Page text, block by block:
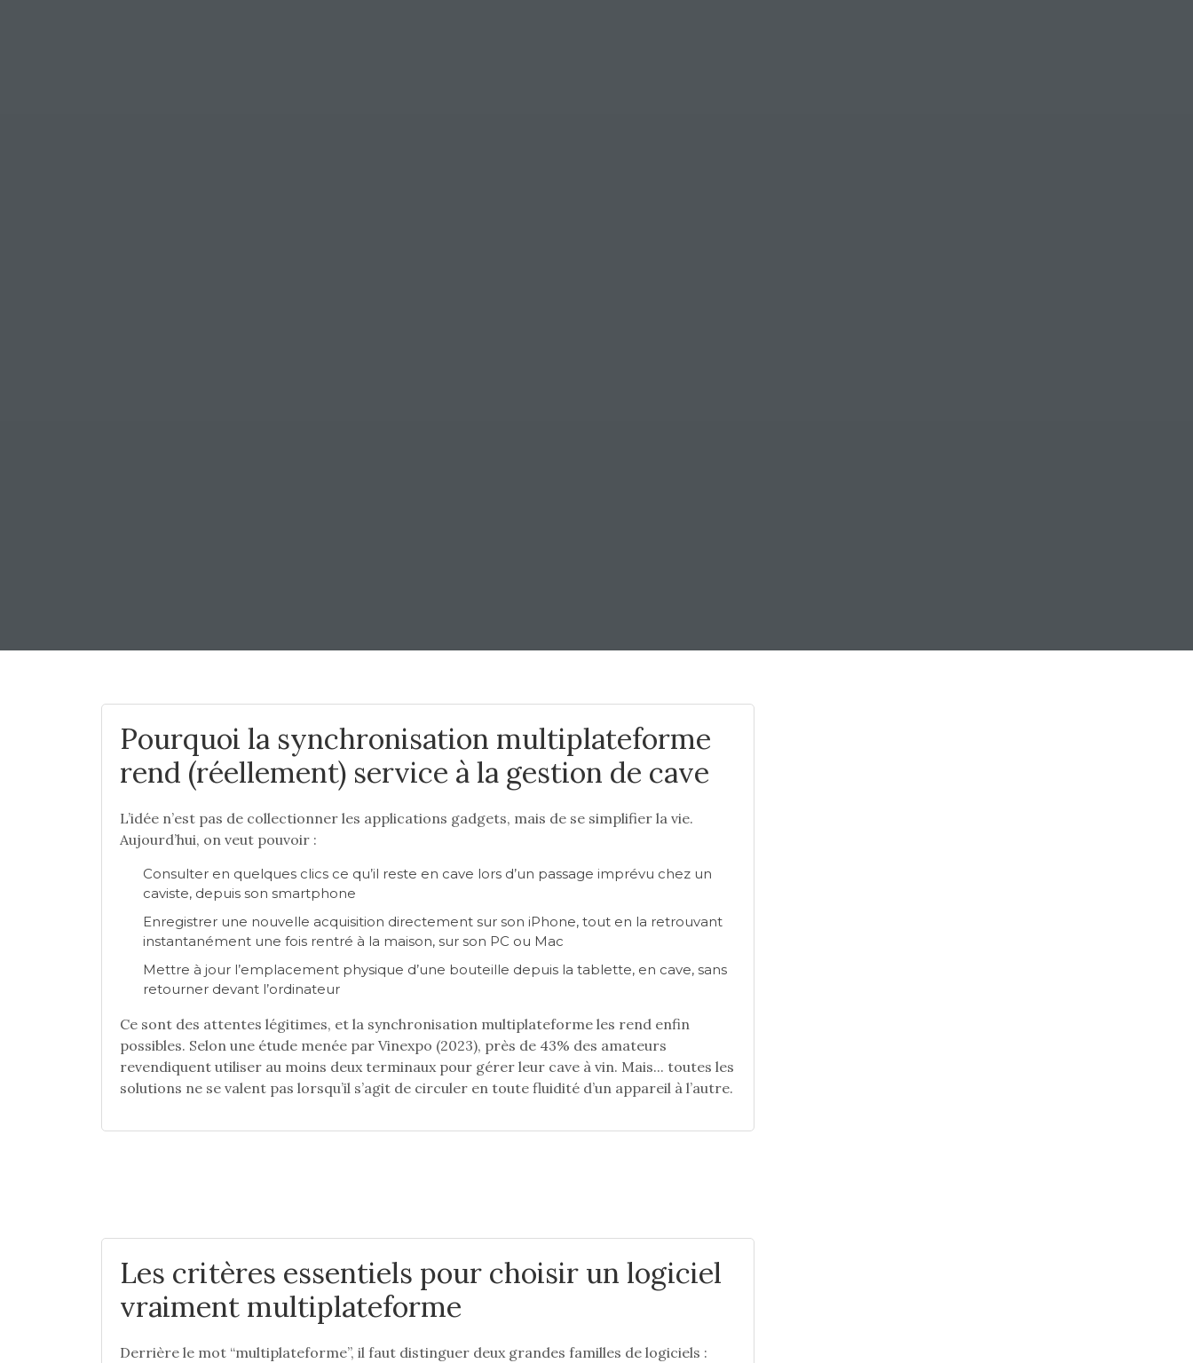
Pourquoi la synchronisation multiplateforme
rend (réellement) service à la gestion de cave
L’idée n’est pas de collectionner les applications gadgets, mais de se simplifier la vie.
Aujourd’hui, on veut pouvoir :
Consulter en quelques clics ce qu’il reste en cave lors d’un passage imprévu chez un
caviste, depuis son smartphone
Enregistrer une nouvelle acquisition directement sur son iPhone, tout en la retrouvant
instantanément une fois rentré à la maison, sur son PC ou Mac
Mettre à jour l’emplacement physique d’une bouteille depuis la tablette, en cave, sans
retourner devant l’ordinateur
Ce sont des attentes légitimes, et la synchronisation multiplateforme les rend enfin
possibles. Selon une étude menée par Vinexpo (2023), près de 43% des amateurs
revendiquent utiliser au moins deux terminaux pour gérer leur cave à vin. Mais... toutes les
solutions ne se valent pas lorsqu’il s’agit de circuler en toute fluidité d’un appareil à l’autre.
Les critères essentiels pour choisir un logiciel
vraiment multiplateforme
Derrière le mot “multiplateforme”, il faut distinguer deux grandes familles de logiciels :